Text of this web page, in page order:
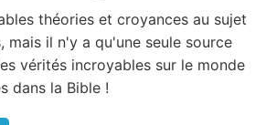
théories et croyances au sujet
mais il n'y a qu'une seule source
vérités incroyables sur le monde
dans la Bible !